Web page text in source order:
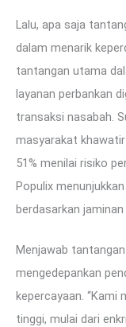
Lalu, apa saja
dalam menarik
tantangan utama
layanan perbankan
transaksi nasabah.
masyarakat
51% menilai risiko
Populix
berdasarkan
Menjawab
mengedepankan
kepercayaan.
tinggi, mulai dari